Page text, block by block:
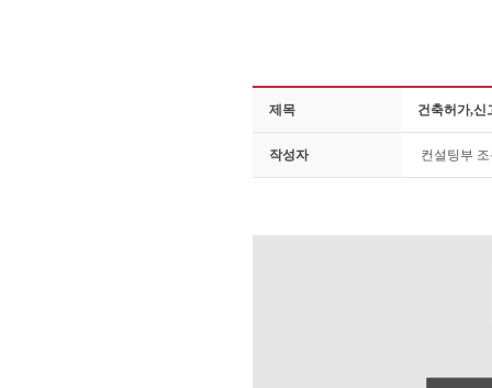
제목 건축허가,신
작성자 컨설팅부